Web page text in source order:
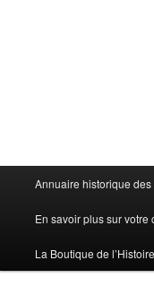
Menu
principal
Annuaire historique
En savoir plus sur votre
La Boutique de l’Histoire